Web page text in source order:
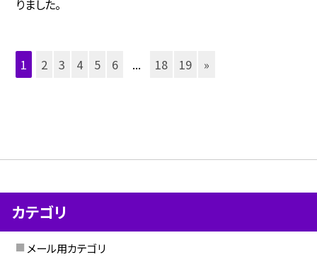
りました。
1 2 3 4 5 6 ... 18 19 »
カテゴリ
メール用カテゴリ